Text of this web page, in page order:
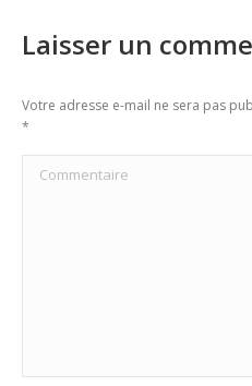
Laisser un
Votre adresse e-mail ne sera pas
*
Commentaire